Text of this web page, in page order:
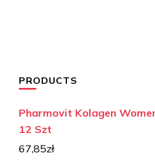
PRODUCTS
Pharmovit Kolagen
12 Szt
67,85zł